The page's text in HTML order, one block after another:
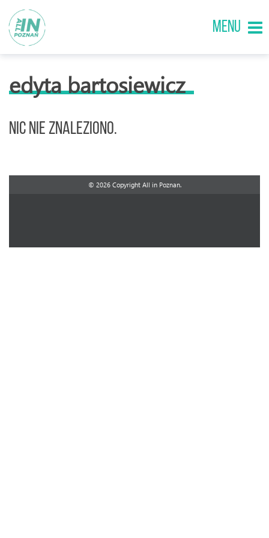
MENU
edyta bartosiewicz
Nic nie znaleziono.
© 2026 Copyright All in Poznan.